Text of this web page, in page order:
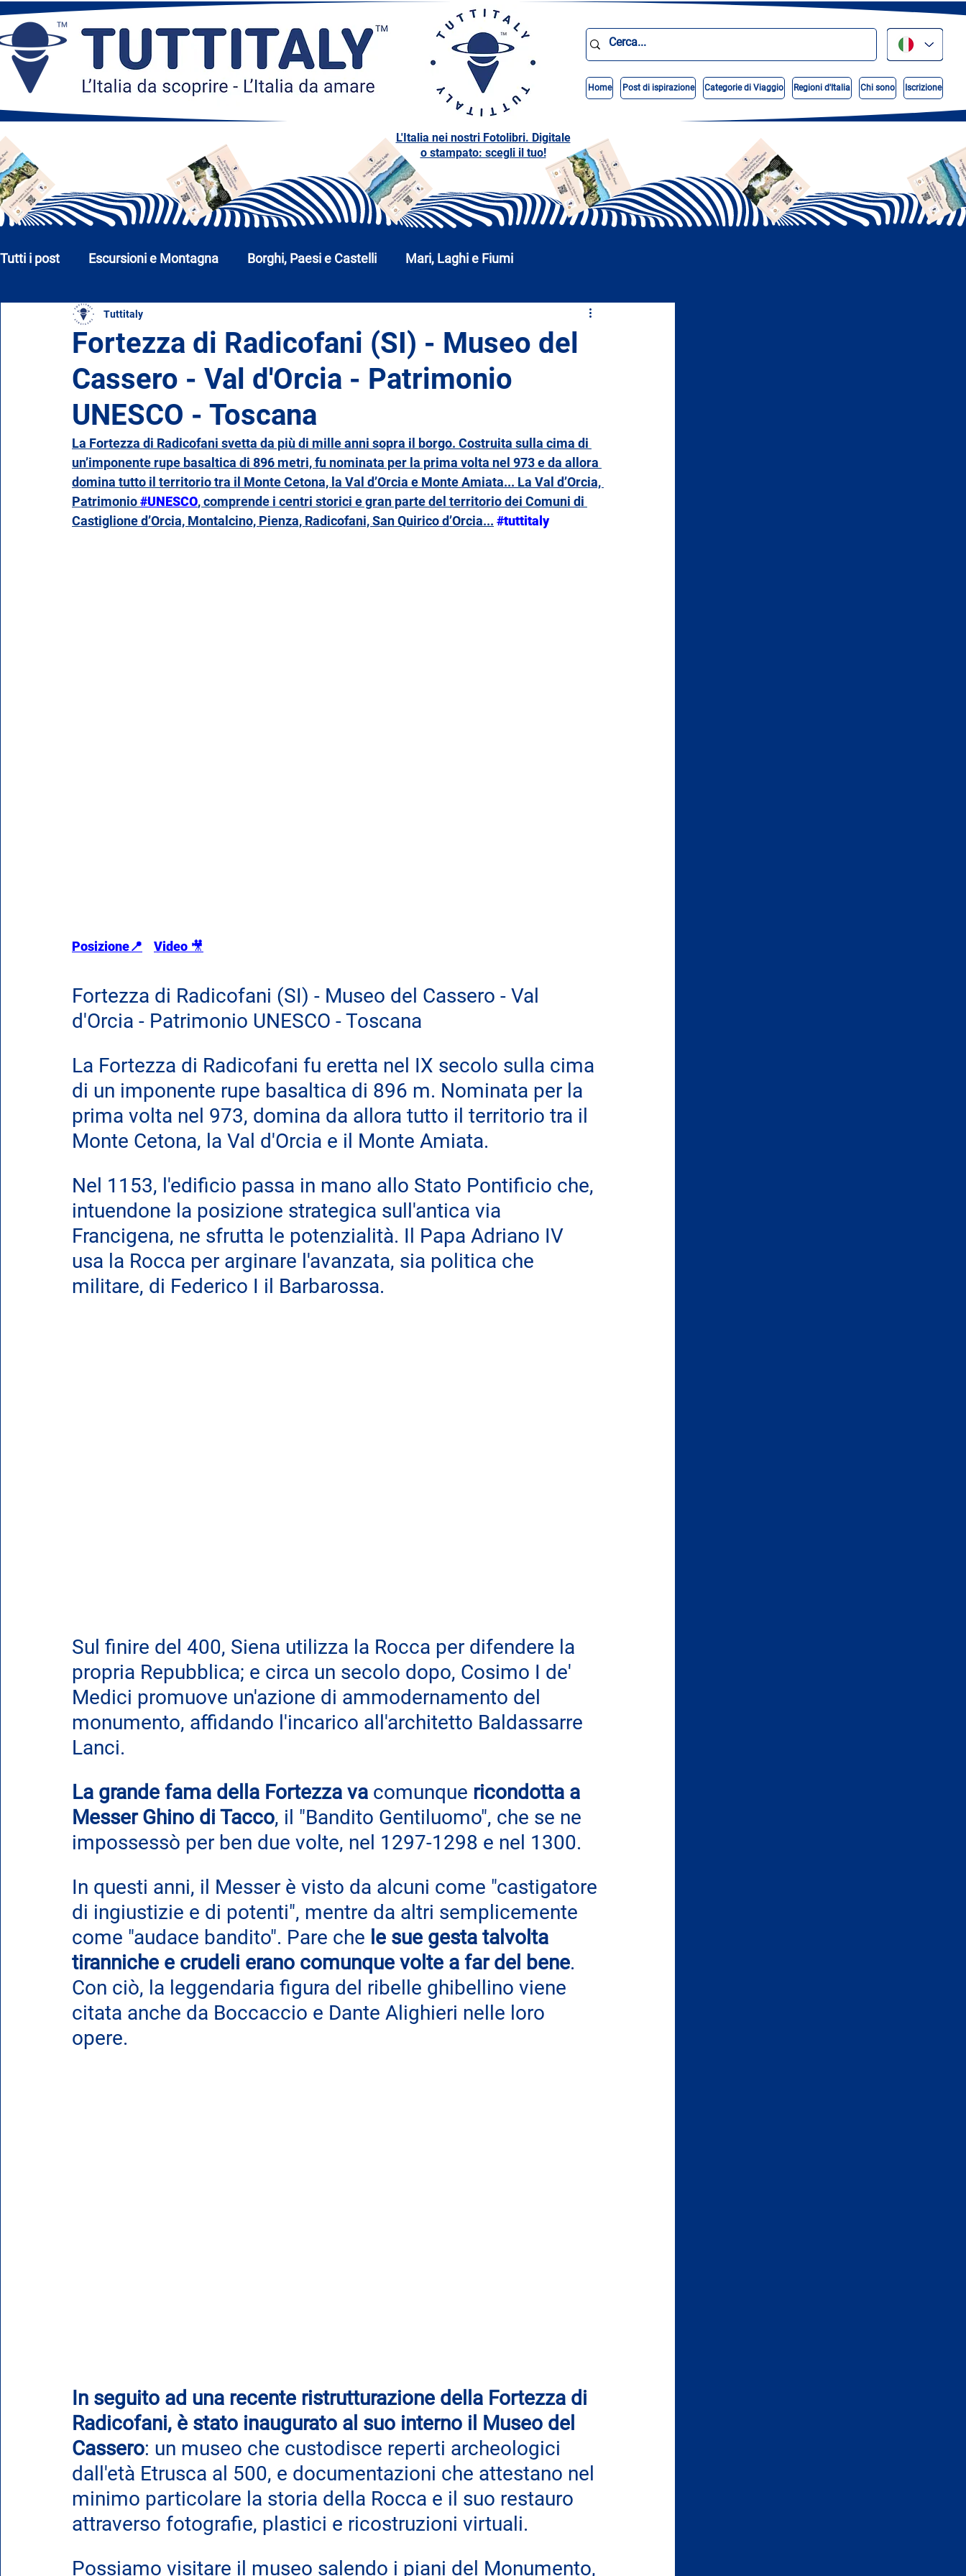
Home Post di ispirazione Categorie di Viaggio Regioni d'Italia Chi sono Iscrizione
L'Italia nei nostri Fotolibri. Digitale
o stampato: scegli il tuo!
Tutti i post Escursioni e Montagna Borghi, Paesi e Castelli Mari, Laghi e Fiumi
Chiese, Monumenti e Musei Campania
Emilia Romagna Friuli-Venezia Giulia Lazio Liguria Lombardia Marche
Valle d'Aosta Veneto
Fortezza di Radicofani (SI) - Museo del
Cassero - Val d'Orcia - Patrimonio
UNESCO - Toscana
Tuttitaly
La Fortezza di Radicofani svetta da più di mille anni sopra il borgo. Costruita sulla cima di
un’imponente rupe basaltica di 896 metri, fu nominata per la prima volta nel 973 e da allora
domina tutto il territorio tra il Monte Cetona, la Val d’Orcia e Monte Amiata... La Val d’Orcia,
Patrimonio #UNESCO, comprende i centri storici e gran parte del territorio dei Comuni di
Castiglione d’Orcia, Montalcino, Pienza, Radicofani, San Quirico d’Orcia... #tuttitaly
Posizione📍 Video 🎥
Fortezza di Radicofani (SI) - Museo del Cassero - Val
d'Orcia - Patrimonio UNESCO - Toscana
La Fortezza di Radicofani fu eretta nel IX secolo sulla cima
di un imponente rupe basaltica di 896 m. Nominata per la
prima volta nel 973, domina da allora tutto il territorio tra il
Monte Cetona, la Val d'Orcia e il Monte Amiata.
Nel 1153, l'edificio passa in mano allo Stato Pontificio che,
intuendone la posizione strategica sull'antica via
Francigena, ne sfrutta le potenzialità. Il Papa Adriano IV
usa la Rocca per arginare l'avanzata, sia politica che
militare, di Federico I il Barbarossa.
Sul finire del 400, Siena utilizza la Rocca per difendere la
propria Repubblica; e circa un secolo dopo, Cosimo I de'
Medici promuove un'azione di ammodernamento del
monumento, affidando l'incarico all'architetto Baldassarre
Lanci.
La grande fama della Fortezza va comunque ricondotta a
Messer Ghino di Tacco, il "Bandito Gentiluomo", che se ne
impossessò per ben due volte, nel 1297-1298 e nel 1300.
In questi anni, il Messer è visto da alcuni come "castigatore
di ingiustizie e di potenti", mentre da altri semplicemente
come "audace bandito". Pare che le sue gesta talvolta
tiranniche e crudeli erano comunque volte a far del bene.
Con ciò, la leggendaria figura del ribelle ghibellino viene
citata anche da Boccaccio e Dante Alighieri nelle loro
opere.
In seguito ad una recente ristrutturazione della Fortezza di
Radicofani, è stato inaugurato al suo interno il Museo del
Cassero: un museo che custodisce reperti archeologici
dall'età Etrusca al 500, e documentazioni che attestano nel
minimo particolare la storia della Rocca e il suo restauro
attraverso fotografie, plastici e ricostruzioni virtuali.
Possiamo visitare il museo salendo i piani del Monumento,